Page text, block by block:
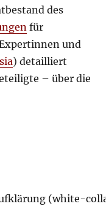
des
für
und
) detailliert
– über die
(white-